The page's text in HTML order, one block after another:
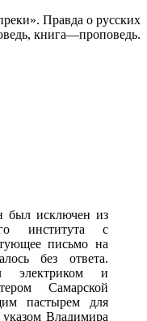
Правда о русских
книга—проповедь.
был исключен из
института с
письмо на
без ответа.
электриком и
Самарской
пастырем для
Владимира